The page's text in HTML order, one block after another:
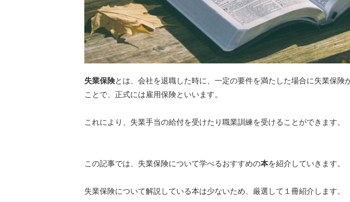
失業保険とは、会社を退職した時に、一定の要件を満たした場合に失業保険
ことで、正式には雇用保険といいます。
これにより、失業手当の給付を受けたり職業訓練を受けることができます。
この記事では、失業保険について学べるおすすめの本を紹介していきます。
失業保険について解説している本は少ないため、厳選して１冊紹介します。